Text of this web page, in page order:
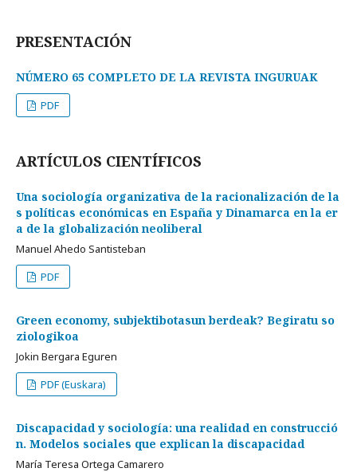
PRESENTACIÓN
NÚMERO 65 COMPLETO DE LA REVISTA INGURUAK
PDF
ARTÍCULOS CIENTÍFICOS
Una sociología organizativa de la racionalización de la
s políticas económicas en España y Dinamarca en la er
a de la globalización neoliberal
Manuel Ahedo Santisteban
PDF
Green economy, subjektibotasun berdeak? Begiratu so
ziologikoa
Jokin Bergara Eguren
PDF (Euskara)
Discapacidad y sociología: una realidad en construcció
n. Modelos sociales que explican la discapacidad
María Teresa Ortega Camarero